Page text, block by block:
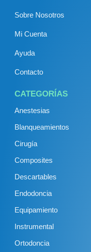
Sobre Nosotros
Mi Cuenta
Ayuda
Contacto
CATEGORÍAS
Anestesias
Blanqueamientos
Cirugía
Composites
Descartables
Endodoncia
Equipamiento
Instrumental
Ortodoncia